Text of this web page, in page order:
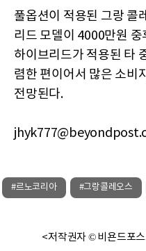
풀옵션이 적용된 그랑
리드 모델이 4000만원
하이브리드가 적용된 타
렴한 편이어서 많은 소비
전망된다.
#르노코리아 #그랑콜레오스
<저작권자 © 비욘드포